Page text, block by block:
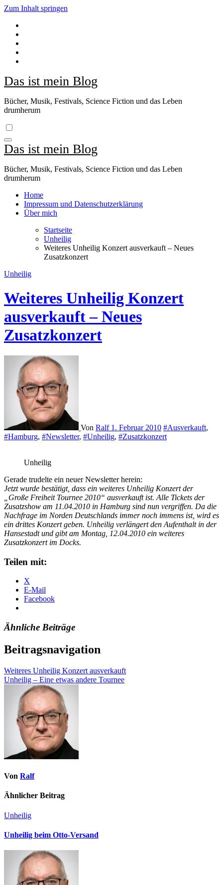
Zum Inhalt springen
Das ist mein Blog
Bücher, Musik, Festivals, Science Fiction und das Leben
drumherum
Das ist mein Blog
Bücher, Musik, Festivals, Science Fiction und das Leben
drumherum
Home
Impressum und Datenschutzerklärung
Über mich
Startseite
Unheilig
Weiteres Unheilig Konzert ausverkauft – Neues
Zusatzkonzert
Unheilig
Weiteres Unheilig Konzert
ausverkauft – Neues
Zusatzkonzert
Von Ralf 1. Februar 2010 #Ausverkauft,
#Hamburg, #Newsletter, #Unheilig, #Zusatzkonzert
Unheilig
Gerade trudelte ein neuer Newsletter herein:
Jetzt wurde bestätigt, dass ein weiteres Unheilig Konzert der
„Große Freiheit Tournee 2010“ ausverkauft ist. Alle Tickets der
Zusatzshow am 11.04.2010 in Hamburg sind nun vergriffen. Da die
Nachfrage im Norden Deutschlands immer noch immens ist, wird es
ein drittes Konzert geben. Unheilig verlängert den Aufenthalt in der
Hansestadt und gibt am Montag, 12.04.2010 ein weiteres
Zusatzkonzert im Docks.
Teilen mit:
X
E-Mail
Facebook
Ähnliche Beiträge
Beitragsnavigation
Weiteres Unheilig Konzert ausverkauft
Unheilig – Eine etwas andere Tournee
Von Ralf
Ähnlicher Beitrag
Unheilig
Unheilig beim Otto-Versand